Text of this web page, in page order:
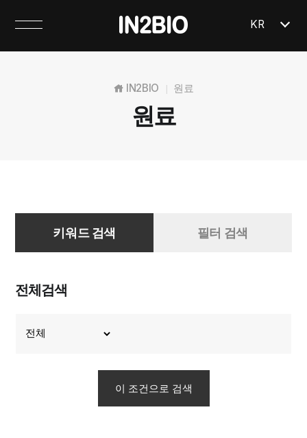
KR
IN2BIO 원료
원료
키워드 검색 필터 검색
전체검색